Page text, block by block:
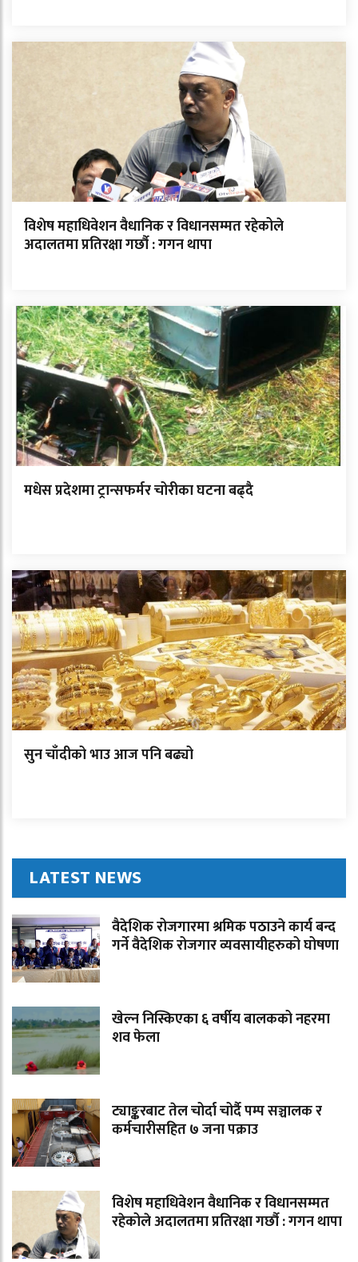
विशेष महाधिवेशन वैधानिक र विधानसम्मत रहेकोले
अदालतमा प्रतिरक्षा गर्छौ : गगन थापा
मधेस प्रदेशमा ट्रान्सफर्मर चोरीका घटना बढ्दै
सुन चाँदीको भाउ आज पनि बढ्यो
LATEST NEWS
वैदेशिक रोजगारमा श्रमिक पठाउने कार्य बन्द
गर्ने वैदेशिक रोजगार व्यवसायीहरुको घोषणा
खेल्न निस्किएका ६ वर्षीय बालकको नहरमा
शव फेला
ट्याङ्करबाट तेल चोर्दा चोर्दै पम्प सञ्चालक र
कर्मचारीसहित ७ जना पक्राउ
विशेष महाधिवेशन वैधानिक र विधानसम्मत
रहेकोले अदालतमा प्रतिरक्षा गर्छौ : गगन थापा